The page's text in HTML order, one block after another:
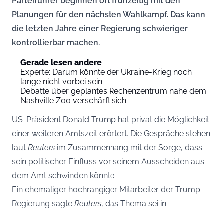
Planungen für den nächsten Wahlkampf. Das kann
die letzten Jahre einer Regierung schwieriger
kontrollierbar machen.
Gerade lesen andere
Experte: Darum könnte der Ukraine-Krieg noch
lange nicht vorbei sein
Debatte über geplantes Rechenzentrum nahe dem
Nashville Zoo verschärft sich
US-Präsident Donald Trump hat privat die Möglichkeit
einer weiteren Amtszeit erörtert. Die Gespräche stehen
laut Reuters im Zusammenhang mit der Sorge, dass
sein politischer Einfluss vor seinem Ausscheiden aus
dem Amt schwinden könnte.
Ein ehemaliger hochrangiger Mitarbeiter der Trump-
Regierung sagte Reuters, das Thema sei in